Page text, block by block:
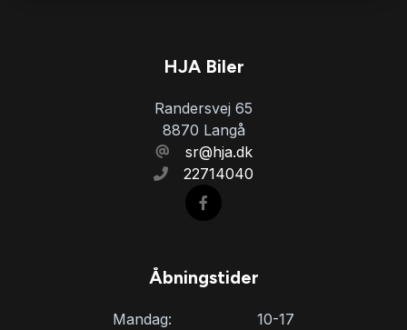
HJA Biler
Randersvej 65
8870 Langå
sr@hja.dk
22714040
Åbningstider
Mandag:
10-17